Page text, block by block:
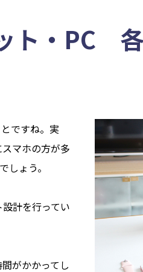
ト・PC
ですね。実
マホの方が多
しょう。
計を行ってい
がかかってし